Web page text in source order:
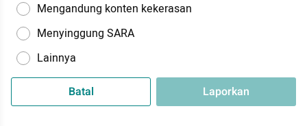
Mengandung konten kekerasan
Menyinggung SARA
Lainnya
Batal Laporkan